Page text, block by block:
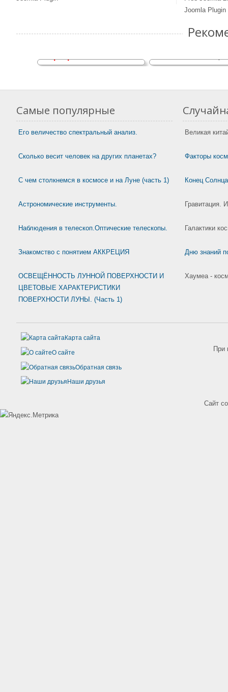
Joomla Plugin
Самые популярные
Его величество спектральный анализ.
Сколько весит человек на других планетах?
С чем столкнемся в космосе и на Луне (часть 1)
Астрономические инструменты.
Наблюдения в телескоп.Оптические телескопы.
Знакомство с понятием АККРЕЦИЯ
ОСВЕЩЁННОСТЬ ЛУННОЙ ПОВЕРХНОСТИ И
ЦВЕТОВЫЕ ХАРАКТЕРИСТИКИ
ПОВЕРХНОСТИ ЛУНЫ. (Часть 1)
Великая
Факторы
Конец
Гравитация.
Галактики
Дню знаний
Хаумеа -
Карта сайта
О сайте
Обратная связь
Наши друзья
При
Сайт